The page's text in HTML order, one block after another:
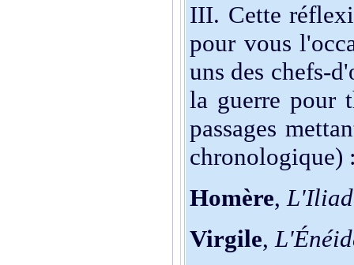
III. Cette
pour vous
uns des chefs-
la guerre pour
passages
chronologique)
Homère,
Virgile,